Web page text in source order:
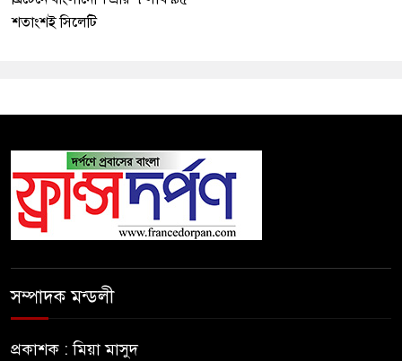
শতাংশই সিলেটি
সম্পাদক মন্ডলী
প্রকাশক : মিয়া মাসুদ